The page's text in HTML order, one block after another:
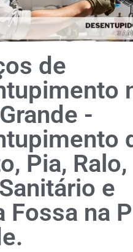
de
-
Pia, Ralo,
e
Fossa na